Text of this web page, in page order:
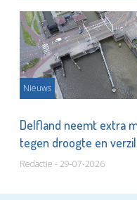
Nieuws
Delfland neemt extra
tegen droogte en
Redactie - 29-07-2026